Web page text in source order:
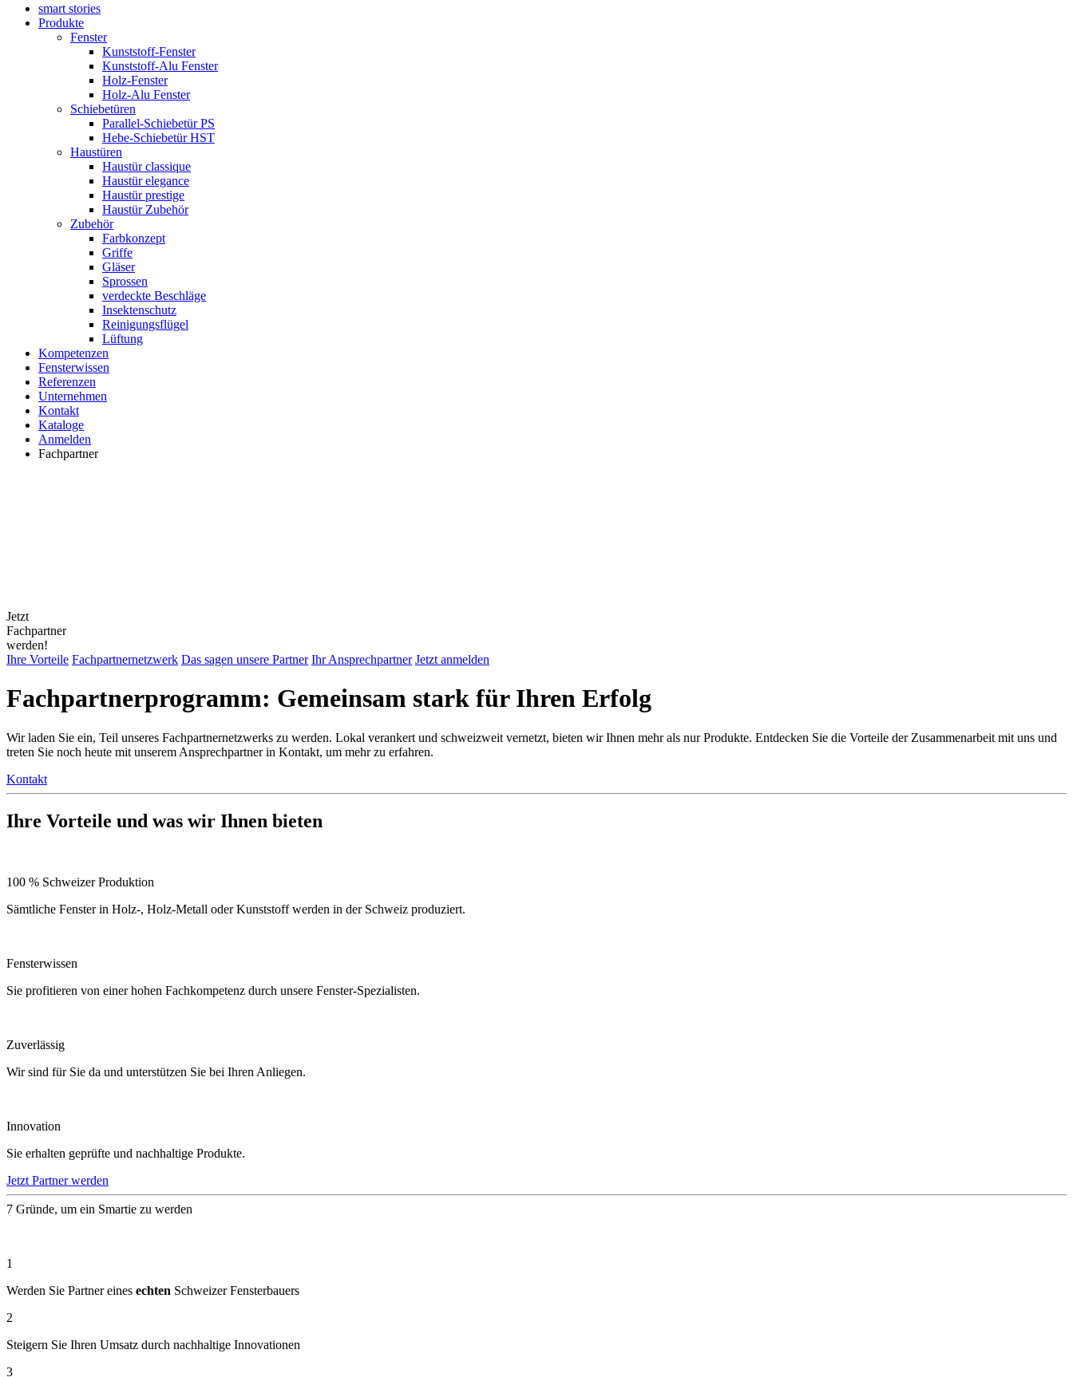
smart stories
Produkte
Fenster
Kunststoff-Fenster
Kunststoff-Alu Fenster
Holz-Fenster
Holz-Alu Fenster
Schiebetüren
Parallel-Schiebetür PS
Hebe-Schiebetür HST
Haustüren
Haustür classique
Haustür elegance
Haustür prestige
Haustür Zubehör
Zubehör
Farbkonzept
Griffe
Gläser
Sprossen
verdeckte Beschläge
Insektenschutz
Reinigungsflügel
Lüftung
Kompetenzen
Fensterwissen
Referenzen
Unternehmen
Kontakt
Kataloge
Anmelden
Fachpartner
Jetzt
Fachpartner
werden!
Ihre Vorteile Fachpartnernetzwerk Das sagen unsere Partner Ihr Ansprechpartner Jetzt anmelden
Fachpartnerprogramm: Gemeinsam stark für Ihren Erfolg
Wir laden Sie ein, Teil unseres Fachpartnernetzwerks zu werden. Lokal verankert und schweizweit vernetzt, bieten wir Ihnen mehr als nur Produkte. Entdecken Sie die Vorteile der Zusammenarbeit mit uns und
treten Sie noch heute mit unserem Ansprechpartner in Kontakt, um mehr zu erfahren.
Kontakt
Ihre Vorteile und was wir Ihnen bieten
100 % Schweizer Produktion
Sämtliche Fenster in Holz-, Holz-Metall oder Kunststoff werden in der Schweiz produziert.
Fensterwissen
Sie profitieren von einer hohen Fachkompetenz durch unsere Fenster-Spezialisten.
Zuverlässig
Wir sind für Sie da und unterstützen Sie bei Ihren Anliegen.
Innovation
Sie erhalten geprüfte und nachhaltige Produkte.
Jetzt Partner werden
7 Gründe, um ein Smartie zu werden
1
Werden Sie Partner eines echten Schweizer Fensterbauers
2
Steigern Sie Ihren Umsatz durch nachhaltige Innovationen
3